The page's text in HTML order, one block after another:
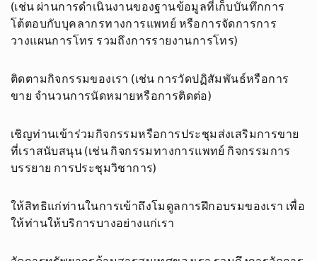
(เช่น ผ่านการดำเนินงานของฐานข้อมูลที่เก็บบันทึกการ
โต้ตอบกับบุคลากรทางการแพทย์ หรือการจัดการการ
วางแผนการโทร รวมถึงการรายงานการโทร)
ติดตามกิจกรรมของเรา (เช่น การวัดปฏิสัมพันธ์หรือการ
ขาย จำนวนการนัดหมายหรือการติดต่อ)
เชิญท่านเข้าร่วมกิจกรรมหรือการประชุมส่งเสริมการขาย
ที่เราสนับสนุน (เช่น กิจกรรมทางการแพทย์ กิจกรรมการ
บรรยาย การประชุมวิชาการ)
ให้สิทธิแก่ท่านในการเข้าถึงโมดูลการฝึกอบรมของเรา เพื่อ
ให้ท่านให้บริการบางอย่างแก่เรา